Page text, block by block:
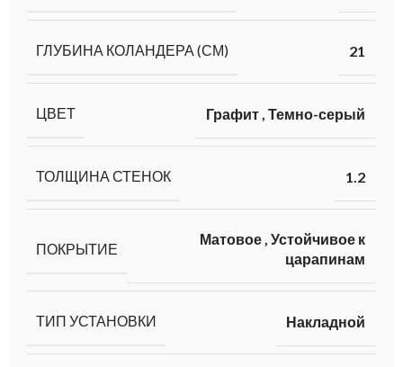
ГЛУБИНА КОЛАНДЕРА (СМ) 21
ЦВЕТ Графит, Темно-серый
ТОЛЩИНА СТЕНОК 1.2
ПОКРЫТИЕ
Матовое, Устойчивое к
царапинам
ТИП УСТАНОВКИ Накладной